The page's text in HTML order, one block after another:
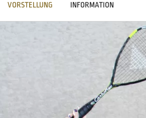
VORSTELLUNG INFORMATION